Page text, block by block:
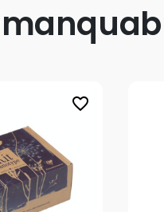
favorite_border